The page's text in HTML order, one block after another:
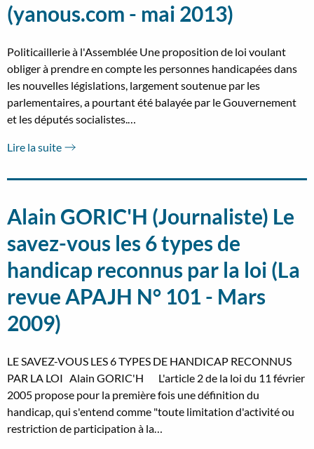
(yanous.com - mai 2013)
Politicaillerie à l'Assemblée Une proposition de loi voulant
obliger à prendre en compte les personnes handicapées dans
les nouvelles législations, largement soutenue par les
parlementaires, a pourtant été balayée par le Gouvernement
et les députés socialistes.…
Lire la suite
Alain GORIC'H (Journaliste) Le
savez-vous les 6 types de
handicap reconnus par la loi (La
revue APAJH N° 101 - Mars
2009)
LE SAVEZ-VOUS LES 6 TYPES DE HANDICAP RECONNUS
PAR LA LOI Alain GORIC'H L'article 2 de la loi du 11 février
2005 propose pour la première fois une définition du
handicap, qui s'entend comme "toute limitation d'activité ou
restriction de participation à la…